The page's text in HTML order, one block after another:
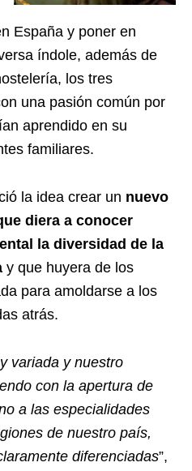
España y poner en
índole, además de
los tres
una pasión común por
aprendido en su
familiares.
la idea crear un nuevo
diera a conocer
la diversidad de la
y que huyera de los
para amoldarse a los
atrás.
variada y nuestro
con la apertura de
a las especialidades
de nuestro país,
diferenciadas”,